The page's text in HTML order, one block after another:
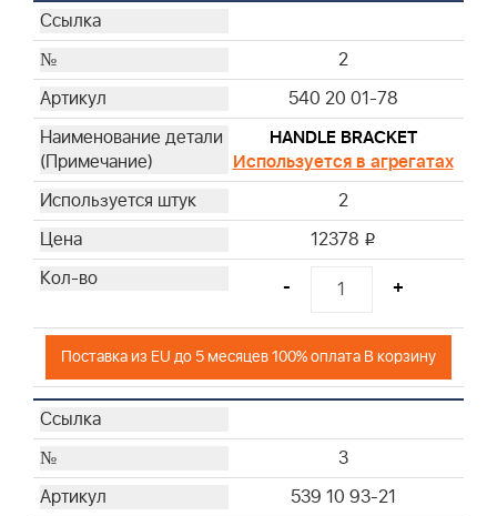
28
29
32
33
34
38
2
540 20 01-78
HANDLE BRACKET
Используется в агрегатах
2
12378 i
- +
Поставка из EU до 5 месяцев 100% оплата В корзину
3
539 10 93-21